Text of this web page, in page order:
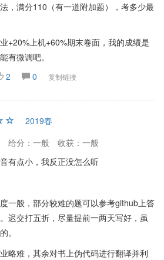
，满分110（有一道附加题），考多少最
+20%上机+60%期末卷面，我的成绩是
有微调吧。
2 0 复制链接
2019春
给分：一般
收获：一般
有点小，我反正没怎么听
一般，部分较难的题可以参考github上答
迟交打五折，尽量提前一两天写好，虽
。
略难，其余对书上伪代码进行翻译并利